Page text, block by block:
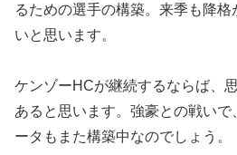
るための選手の構築。来季も降
いと思います。
ケンゾーHCが継続するならば、
あると思います。強豪との戦い
ータもまた構築中なのでしょう。